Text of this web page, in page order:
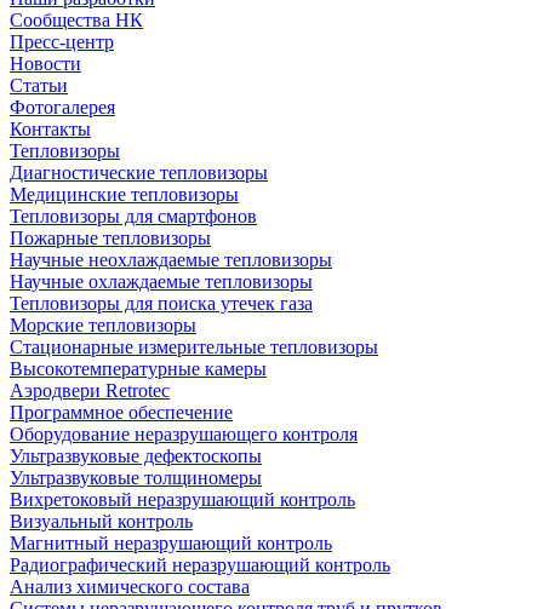
Сообщества НК
Пресс-центр
Новости
Статьи
Фотогалерея
Контакты
Тепловизоры
Диагностические тепловизоры
Медицинские тепловизоры
Тепловизоры для смартфонов
Пожарные тепловизоры
Научные неохлаждаемые тепловизоры
Научные охлаждаемые тепловизоры
Тепловизоры для поиска утечек газа
Морские тепловизоры
Стационарные измерительные тепловизоры
Высокотемпературные камеры
Аэродвери Retrotec
Программное обеспечение
Оборудование неразрушающего контроля
Ультразвуковые дефектоскопы
Ультразвуковые толщиномеры
Вихретоковый неразрушающий контроль
Визуальный контроль
Магнитный неразрушающий контроль
Радиографический неразрушающий контроль
Анализ химического состава